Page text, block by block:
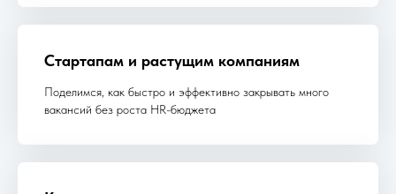
Стартапам и растущим компаниям
Поделимся, как быстро и эффективно закрывать много
вакансий без роста HR-бюджета